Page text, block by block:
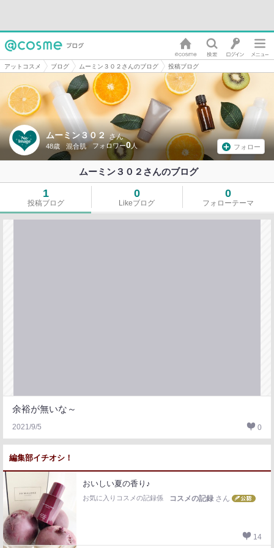
アットコスメ ブログ ムーミン３０２さんのブログ 投稿ブログ
ムーミン３０２ さん
48歳 混合肌 0 フォロー
ムーミン３０２さんのブログ
1
投稿ブログ
0
Likeブログ
0
フォローテーマ
余裕が無いな～
2021/9/5 0
編集部イチオシ！
おいしい夏の香り♪
お気に入りコスメの記録係 コスメの記録 さん
14